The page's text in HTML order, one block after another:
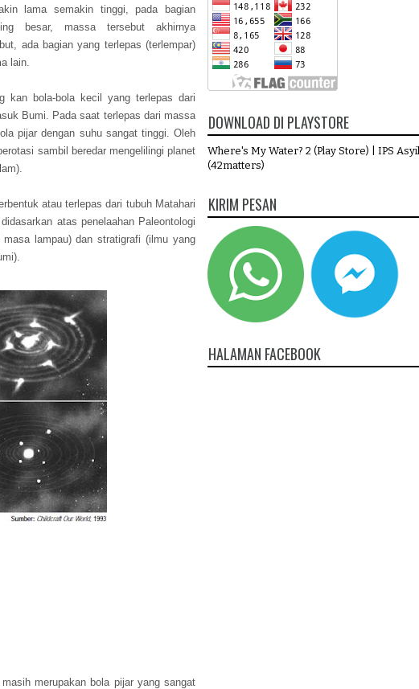
lama semakin tinggi, pada bagian
besar, massa tersebut akhirnya
ada bagian yang terlepas (terlempar)
lain.
kan bola-bola kecil yang terlepas dari
Bumi. Pada saat terlepas dari massa
pijar dengan suhu sangat tinggi. Oleh
sambil beredar mengelilingi planet
atau terlepas dari tubuh Matahari
atas penelaahan Paleontologi
lampau) dan stratigrafi (ilmu yang
merupakan bola pijar yang sangat
DOWNLOAD DI PLAYSTORE
Where's My Water? 2 (Play Store)
IPS
(42matters)
KIRIM PESAN
HALAMAN FACEBOOK